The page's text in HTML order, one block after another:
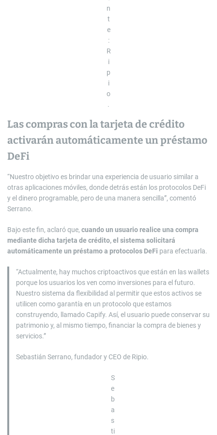
n
t
e
:
R
i
p
i
o
.
Las compras con la tarjeta de crédito
activarán automáticamente un préstamo
DeFi
“Nuestro objetivo es brindar una experiencia de usuario similar a
otras aplicaciones móviles, donde detrás están los protocolos DeFi
y el dinero programable, pero de una manera sencilla”, comentó
Serrano.
Bajo este fin, aclaró que, cuando un usuario realice una compra
mediante dicha tarjeta de crédito, el sistema solicitará
automáticamente un préstamo a protocolos DeFi para efectuarla.
“Actualmente, hay muchos criptoactivos que están en las wallets
porque los usuarios los ven como inversiones para el futuro.
Nuestro sistema da flexibilidad al permitir que estos activos se
utilicen como garantía en un protocolo que estamos
construyendo, llamado Capify. Así, el usuario puede conservar su
patrimonio y, al mismo tiempo, financiar la compra de bienes y
servicios.”
Sebastián Serrano, fundador y CEO de Ripio.
S
e
b
a
s
ti